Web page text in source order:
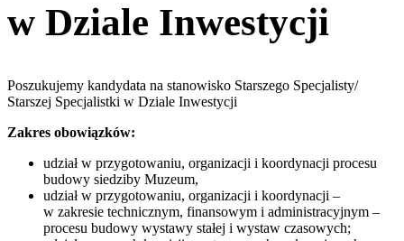
w Dziale Inwestycji
Poszukujemy kandydata na stanowisko Starszego Specjalisty/
Starszej Specjalistki w Dziale Inwestycji
Zakres obowiązków:
udział w przygotowaniu, organizacji i koordynacji procesu
budowy siedziby Muzeum,
udział w przygotowaniu, organizacji i koordynacji –
w zakresie technicznym, finansowym i administracyjnym –
procesu budowy wystawy stałej i wystaw czasowych;